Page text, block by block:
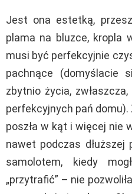
Jest ona estetką,
plama na bluzce, kropla
musi być perfekcyjnie
pachnące (domyślacie
zbytnio życia,
perfekcyjnych pań
poszła w kąt i więcej nie
nawet podczas dłuższej
samolotem, kiedy
„przytrafić” – nie